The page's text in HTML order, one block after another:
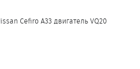
Cefiro A33 двигатель VQ20